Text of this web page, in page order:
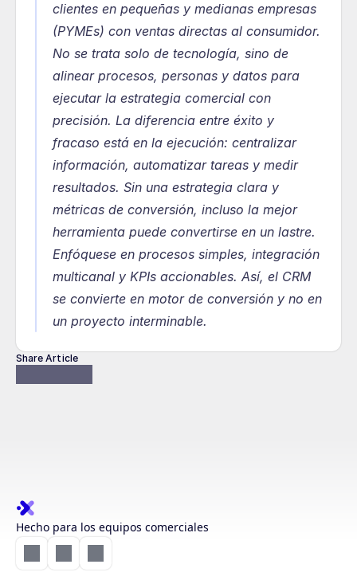
clientes en pequeñas y medianas empresas
(PYMEs) con ventas directas al consumidor.
No se trata solo de tecnología, sino de
alinear procesos, personas y datos para
ejecutar la estrategia comercial con
precisión. La diferencia entre éxito y
fracaso está en la ejecución: centralizar
información, automatizar tareas y medir
resultados. Sin una estrategia clara y
métricas de conversión, incluso la mejor
herramienta puede convertirse en un lastre.
Enfóquese en procesos simples, integración
multicanal y KPIs accionables. Así, el CRM
se convierte en motor de conversión y no en
un proyecto interminable.
Share Article
Hecho para los equipos comerciales